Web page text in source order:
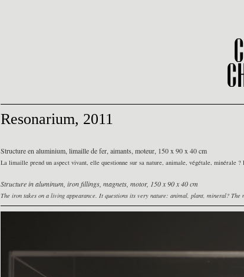
Resonarium, 2011
Structure en aluminium, limaille de fer, aimants, moteur, 150 x 90 x 40 cm
La limaille prend un aspect vivant, elle questionne sur sa nature, animale, végétale, minérale
Structure in aluminum, iron fillings, magnets, motor, 150 x 90 x 40 cm
The iron takes on a living appearance. It questions its very nature: animal, plant, mineral?